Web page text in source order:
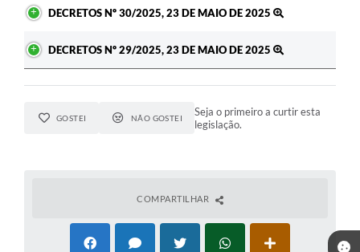
DECRETOS Nº 30/2025, 23 DE MAIO DE 2025
DECRETOS Nº 29/2025, 23 DE MAIO DE 2025
GOSTEI NÃO GOSTEI
Seja o primeiro a curtir esta
legislação.
COMPARTILHAR